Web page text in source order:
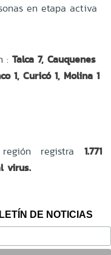
en etapa activa
: Talca 7, Cauquenes
1, Curicó 1, Molina 1
registra 1.771
virus.
DE NOTICIAS